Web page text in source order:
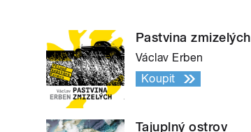
Pastvina zmizelých
Václav Erben
Koupit
Tajuplný ostrov